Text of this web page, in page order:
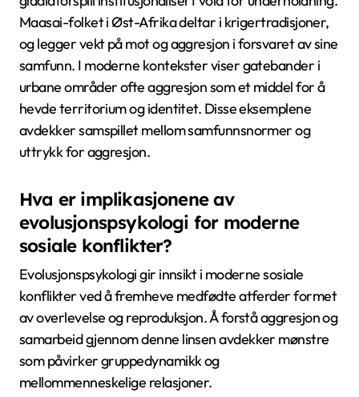
Maasai-folket i Øst-Afrika deltar i krigertradisjoner,
og legger vekt på mot og aggresjon i forsvaret av sine
samfunn. I moderne kontekster viser gatebander i
urbane områder ofte aggresjon som et middel for å
hevde territorium og identitet. Disse eksemplene
avdekker samspillet mellom samfunnsnormer og
uttrykk for aggresjon.
Hva er implikasjonene av
evolusjonspsykologi for moderne
sosiale konflikter?
Evolusjonspsykologi gir innsikt i moderne sosiale
konflikter ved å fremheve medfødte atferder formet
av overlevelse og reproduksjon. Å forstå aggresjon og
samarbeid gjennom denne linsen avdekker mønstre
som påvirker gruppedynamikk og
mellommenneskelige relasjoner.